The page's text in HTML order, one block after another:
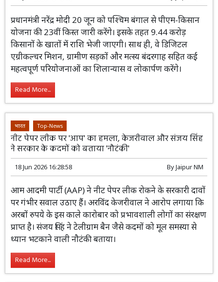
18 Jun 2026 18:10:40 ByJaipur NM
प्रधानमंत्री नरेंद्र मोदी 20 जून को पश्चिम बंगाल
से पीएम-किसान योजना की 23वीं किस्त जारी
करेंगे। इसके तहत 9.44 करोड़ किसानों के खातों
में राशि भेजी जाएगी। साथ ही, वे डिजिटल एग्रीकल्चर मिशन,
ग्रामीण सड़कों और मत्स्य बंदरगाह सहित कई महत्वपूर्ण
परियोजनाओं का शिलान्यास व लोकार्पण करेंगे।
Read More...
भारत Top-News
नीट पेपर लीक पर 'आप' का हमला, केजरीवाल और संजय सिंह
ने सरकार के कदमों को बताया 'नौटंकी'
18 Jun 2026 16:28:58 ByJaipur NM
आम आदमी पार्टी (AAP) ने नीट पेपर लीक
रोकने के सरकारी दावों पर गंभीर सवाल उठाए
हैं। अरविंद केजरीवाल ने आरोप लगाया कि
अरबों रुपये के इस काले कारोबार को प्रभावशाली लोगों का संरक्षण
प्राप्त है। संजय सिंह ने टेलीग्राम बैन जैसे कदमों को मूल समस्या से
ध्यान भटकाने वाली नौटंकी बताया।